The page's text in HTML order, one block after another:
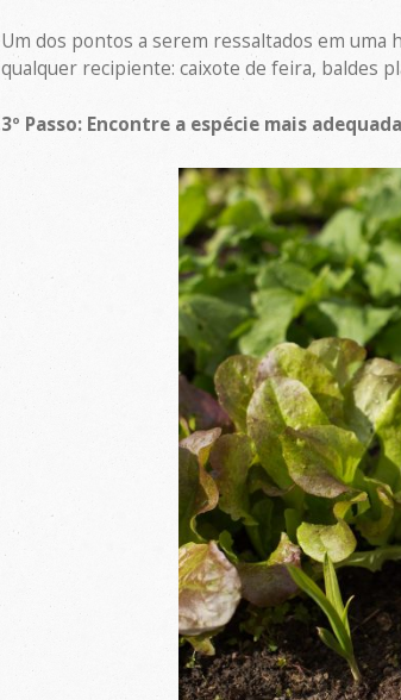
Um dos pontos a serem ressaltados em uma
qualquer recipiente: caixote de feira, baldes
3º Passo: Encontre a espécie mais